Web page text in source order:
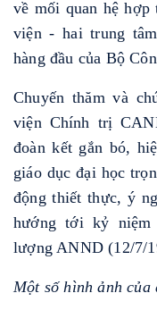
về mối quan hệ
viện - hai trung
hàng đầu của Bộ
Chuyến thăm và
viện Chính trị
đoàn kết gắn bó,
giáo dục đại học
động thiết thực, ý
hướng tới kỷ niệm
lượng ANND (12/7/
Một số hình ảnh của